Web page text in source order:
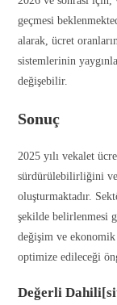
geçmesi
alarak, ücret
sistemlerinin
değişebilir.
Sonuç
2025 yılı vekalet
sürdürülebilirliğini
oluşturmaktadır.
şekilde belirlenmesi
değişim ve
optimize edileceği
Değerli